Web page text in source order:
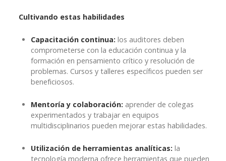
Cultivando estas habilidades
Capacitación continua: los auditores deben
comprometerse con la educación continua y la
formación en pensamiento crítico y resolución de
problemas. Cursos y talleres específicos pueden ser
beneficiosos.
Mentoría y colaboración: aprender de colegas
experimentados y trabajar en equipos
multidisciplinarios pueden mejorar estas habilidades.
Utilización de herramientas analíticas: la
tecnología moderna ofrece herramientas que pueden